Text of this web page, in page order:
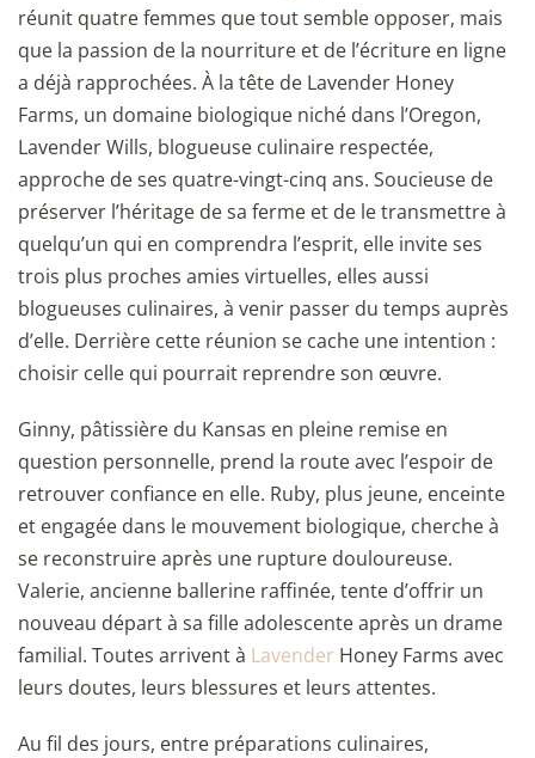
réunit quatre femmes que tout semble opposer, mais
que la passion de la nourriture et de l’écriture en ligne
a déjà rapprochées. À la tête de Lavender Honey
Farms, un domaine biologique niché dans l’Oregon,
Lavender Wills, blogueuse culinaire respectée,
approche de ses quatre-vingt-cinq ans. Soucieuse de
préserver l’héritage de sa ferme et de le transmettre à
quelqu’un qui en comprendra l’esprit, elle invite ses
trois plus proches amies virtuelles, elles aussi
blogueuses culinaires, à venir passer du temps auprès
d’elle. Derrière cette réunion se cache une intention :
choisir celle qui pourrait reprendre son œuvre.
Ginny, pâtissière du Kansas en pleine remise en
question personnelle, prend la route avec l’espoir de
retrouver confiance en elle. Ruby, plus jeune, enceinte
et engagée dans le mouvement biologique, cherche à
se reconstruire après une rupture douloureuse.
Valerie, ancienne ballerine raffinée, tente d’offrir un
nouveau départ à sa fille adolescente après un drame
familial. Toutes arrivent à Lavender Honey Farms avec
leurs doutes, leurs blessures et leurs attentes.
Au fil des jours, entre préparations culinaires,